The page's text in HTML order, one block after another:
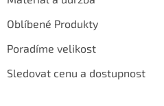
Oblíbené Produkty
Poradíme velikost
Sledovat cenu a dostupnost